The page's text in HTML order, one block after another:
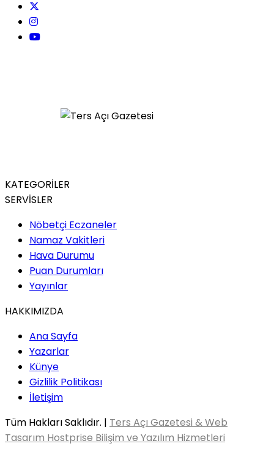
KATEGORİLER
SERVİSLER
Nöbetçi Eczaneler
Namaz Vakitleri
Hava Durumu
Puan Durumları
Yayınlar
HAKKIMIZDA
Ana Sayfa
Yazarlar
Künye
Gizlilik Politikası
İletişim
Tüm Hakları Saklıdır. | Ters Açı Gazetesi & Web
Tasarım Hostprise Bilişim ve Yazılım Hizmetleri